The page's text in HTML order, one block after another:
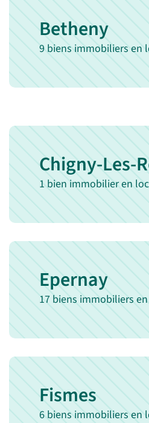
Betheny
9 biens immobiliers en
Chigny-Les-
1 bien immobilier en
Epernay
17 biens immobiliers
Fismes
6 biens immobiliers en